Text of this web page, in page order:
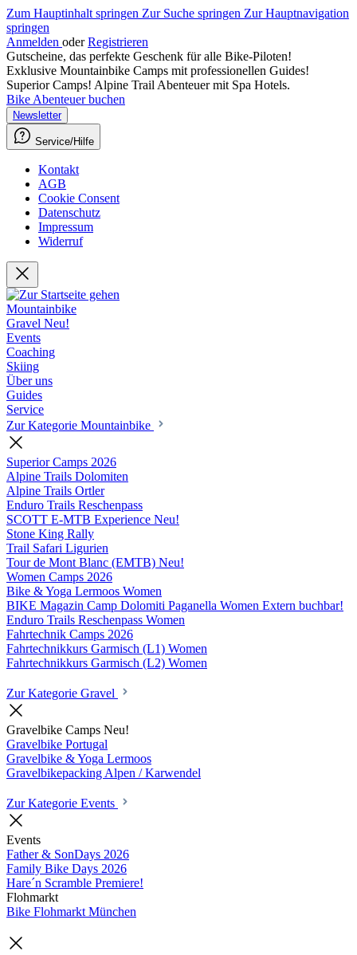
Zum Hauptinhalt springen Zur Suche springen Zur Hauptnavigation
springen
Anmelden oder Registrieren
Gutscheine, das perfekte Geschenk für alle Bike-Piloten!
Exklusive Mountainbike Camps mit professionellen Guides!
Superior Camps! Alpine Trail Abenteuer mit Spa Hotels.
Bike Abenteuer buchen
Newsletter
Service/Hilfe
Kontakt
AGB
Cookie Consent
Datenschutz
Impressum
Widerruf
Mountainbike
Gravel Neu!
Events
Coaching
Skiing
Über uns
Guides
Service
Zur Kategorie Mountainbike
Superior Camps 2026
Alpine Trails Dolomiten
Alpine Trails Ortler
Enduro Trails Reschenpass
SCOTT E-MTB Experience Neu!
Stone King Rally
Trail Safari Ligurien
Tour de Mont Blanc (EMTB) Neu!
Women Camps 2026
Bike & Yoga Lermoos Women
BIKE Magazin Camp Dolomiti Paganella Women Extern buchbar!
Enduro Trails Reschenpass Women
Fahrtechnik Camps 2026
Fahrtechnikkurs Garmisch (L1) Women
Fahrtechnikkurs Garmisch (L2) Women
Zur Kategorie Gravel
Gravelbike Camps Neu!
Gravelbike Portugal
Gravelbike & Yoga Lermoos
Gravelbikepacking Alpen / Karwendel
Zur Kategorie Events
Events
Father & SonDays 2026
Family Bike Days 2026
Hare´n Scramble Premiere!
Flohmarkt
Bike Flohmarkt München